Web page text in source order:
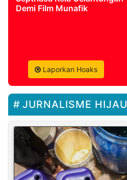
Demi Film Munafik
Laporkan Hoaks
JURNALISME HIJAU